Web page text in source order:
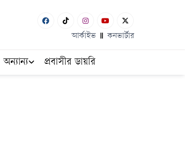
আর্কাইভ কনভার্টার
অন্যান্য প্রবাসীর ডায়রি